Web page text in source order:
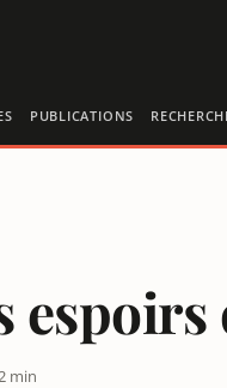
PUBLICATIONS
espoirs
min